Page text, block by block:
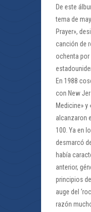
De este
tema de
Prayer»,
canción de
ochenta por
En 1988
con New
Medicine» y
alcanzaron
100. Ya en
desmarcó
había
anterior,
principios
auge del
razón